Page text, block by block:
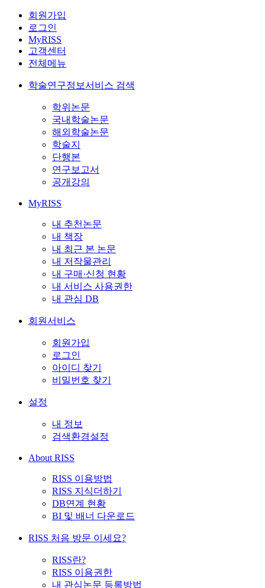
회원가입
로그인
MyRISS
고객센터
전체메뉴
학술연구정보서비스 검색
학위논문
국내학술논문
해외학술논문
학술지
단행본
연구보고서
공개강의
MyRISS
내 추천논문
내 책장
내 최근 본 논문
내 저작물관리
내 구매·신청 현황
내 서비스 사용권한
내 관심 DB
회원서비스
회원가입
로그인
아이디 찾기
비밀번호 찾기
설정
내 정보
검색환경설정
About RISS
RISS 이용방법
RISS 지식더하기
DB연계 현황
BI 및 배너 다운로드
RISS 처음 방문 이세요?
RISS란?
RISS 이용권한
내 관심논문 등록방법